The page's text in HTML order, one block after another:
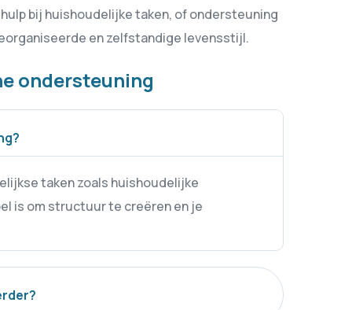
bij huishoudelijke taken, of ondersteuning
en zelfstandige levensstijl.
ondersteuning
taken zoals huishoudelijke
is om structuur te creëren en je